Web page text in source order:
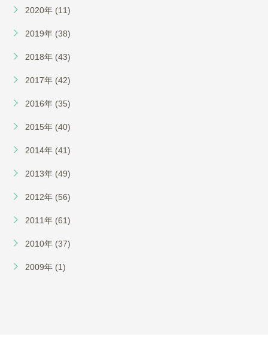
2020年 (11)
2019年 (38)
2018年 (43)
2017年 (42)
2016年 (35)
2015年 (40)
2014年 (41)
2013年 (49)
2012年 (56)
2011年 (61)
2010年 (37)
2009年 (1)